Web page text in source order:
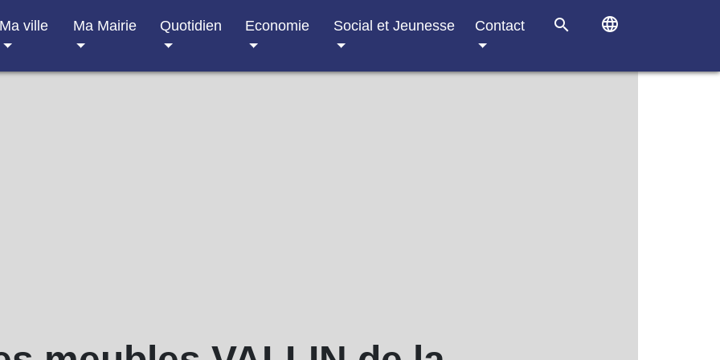
Ma ville Ma Mairie Quotidien Economie Social et Jeunesse Contact search language